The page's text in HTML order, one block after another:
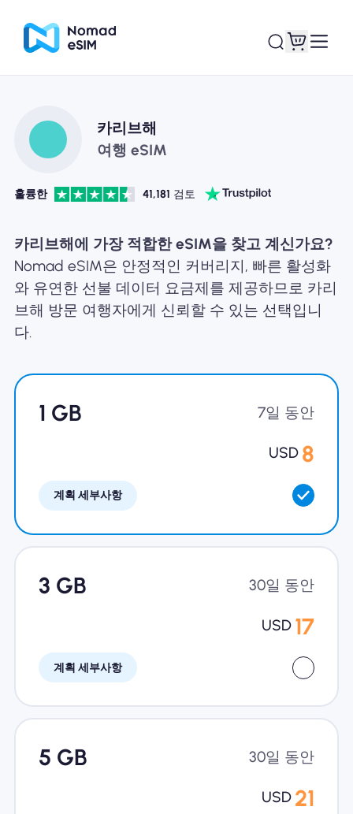
로그인 / 회원가입
eSIM 정보
비즈니스를위한
카리브해
여행 eSIM
훌륭한 41,181 검토
카리브해에 가장 적합한 eSIM을 찾고 계신가요?
Nomad eSIM은 안정적인 커버리지, 빠른 활성화
와 유연한 선불 데이터 요금제를 제공하므로 카리
브해 방문 여행자에게 신뢰할 수 있는 선택입니
다.
1 GB 7일 동안
USD 8
계획 세부사항
3 GB 30일 동안
USD 17
계획 세부사항
5 GB 30일 동안
USD 21